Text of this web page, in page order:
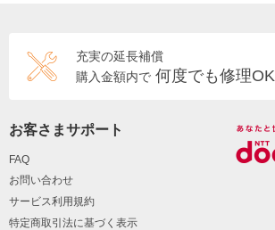
充実の延長補償
購入金額内で 何度でも修理OK
お客さまサポート
FAQ
お問い合わせ
サービス利用規約
特定商取引法に基づく表示